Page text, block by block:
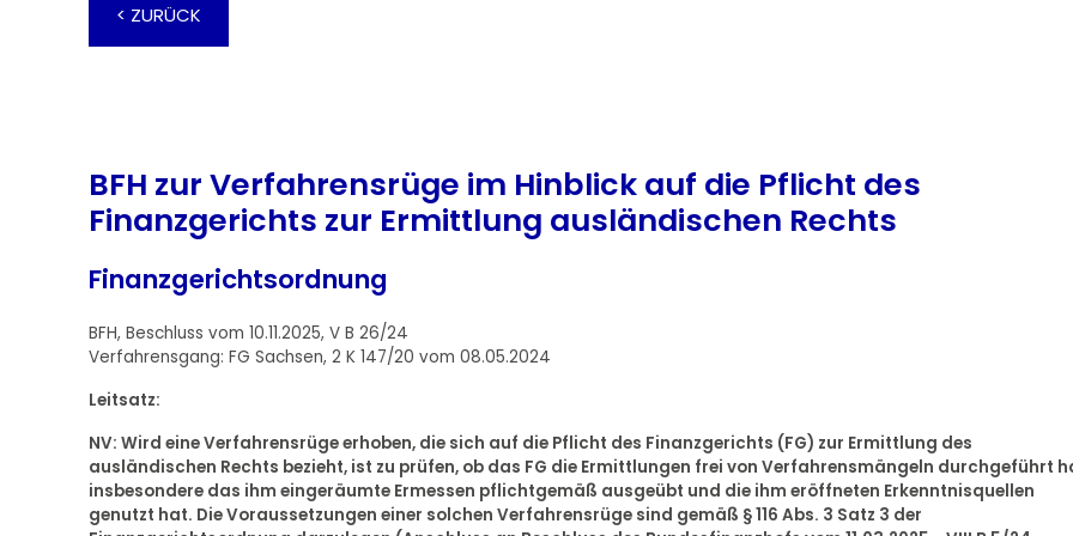
< ZURÜCK
BFH zur Verfahrensrüge im Hinblick auf die Pflicht des
Finanzgerichts zur Ermittlung ausländischen Rechts
Finanzgerichtsordnung
BFH, Beschluss vom 10.11.2025, V B 26/24
Verfahrensgang: FG Sachsen, 2 K 147/20 vom 08.05.2024
Leitsatz:
NV: Wird eine Verfahrensrüge erhoben, die sich auf die Pflicht des Finanzgerichts (FG) zur Ermittlung des
ausländischen Rechts bezieht, ist zu prüfen, ob das FG die Ermittlungen frei von Verfahrensmängeln durchgeführt
insbesondere das ihm eingeräumte Ermessen pflichtgemäß ausgeübt und die ihm eröffneten Erkenntnisquellen
genutzt hat. Die Voraussetzungen einer solchen Verfahrensrüge sind gemäß § 116 Abs. 3 Satz 3 der